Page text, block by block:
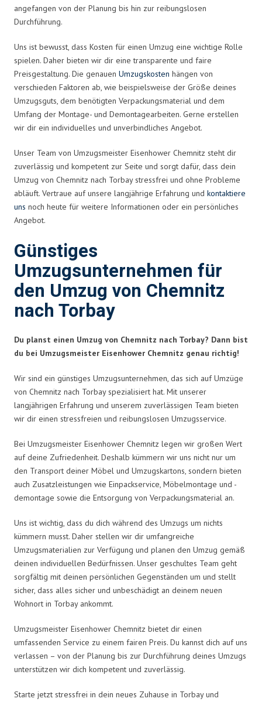
angefangen von der Planung bis hin zur reibungslosen
Durchführung.
Uns ist bewusst, dass Kosten für einen Umzug eine wichtige Rolle
spielen. Daher bieten wir dir eine transparente und faire
Preisgestaltung. Die genauen Umzugskosten hängen von
verschieden Faktoren ab, wie beispielsweise der Größe deines
Umzugsguts, dem benötigten Verpackungsmaterial und dem
Umfang der Montage- und Demontagearbeiten. Gerne erstellen
wir dir ein individuelles und unverbindliches Angebot.
Unser Team von Umzugsmeister Eisenhower Chemnitz steht dir
zuverlässig und kompetent zur Seite und sorgt dafür, dass dein
Umzug von Chemnitz nach Torbay stressfrei und ohne Probleme
abläuft. Vertraue auf unsere langjährige Erfahrung und kontaktiere
uns noch heute für weitere Informationen oder ein persönliches
Angebot.
Günstiges
Umzugsunternehmen für
den Umzug von Chemnitz
nach Torbay
Du planst einen Umzug von Chemnitz nach Torbay? Dann bist
du bei Umzugsmeister Eisenhower Chemnitz genau richtig!
Wir sind ein günstiges Umzugsunternehmen, das sich auf Umzüge
von Chemnitz nach Torbay spezialisiert hat. Mit unserer
langjährigen Erfahrung und unserem zuverlässigen Team bieten
wir dir einen stressfreien und reibungslosen Umzugsservice.
Bei Umzugsmeister Eisenhower Chemnitz legen wir großen Wert
auf deine Zufriedenheit. Deshalb kümmern wir uns nicht nur um
den Transport deiner Möbel und Umzugskartons, sondern bieten
auch Zusatzleistungen wie Einpackservice, Möbelmontage und -
demontage sowie die Entsorgung von Verpackungsmaterial an.
Uns ist wichtig, dass du dich während des Umzugs um nichts
kümmern musst. Daher stellen wir dir umfangreiche
Umzugsmaterialien zur Verfügung und planen den Umzug gemäß
deinen individuellen Bedürfnissen. Unser geschultes Team geht
sorgfältig mit deinen persönlichen Gegenständen um und stellt
sicher, dass alles sicher und unbeschädigt an deinem neuen
Wohnort in Torbay ankommt.
Umzugsmeister Eisenhower Chemnitz bietet dir einen
umfassenden Service zu einem fairen Preis. Du kannst dich auf uns
verlassen – von der Planung bis zur Durchführung deines Umzugs
unterstützen wir dich kompetent und zuverlässig.
Starte jetzt stressfrei in dein neues Zuhause in Torbay und